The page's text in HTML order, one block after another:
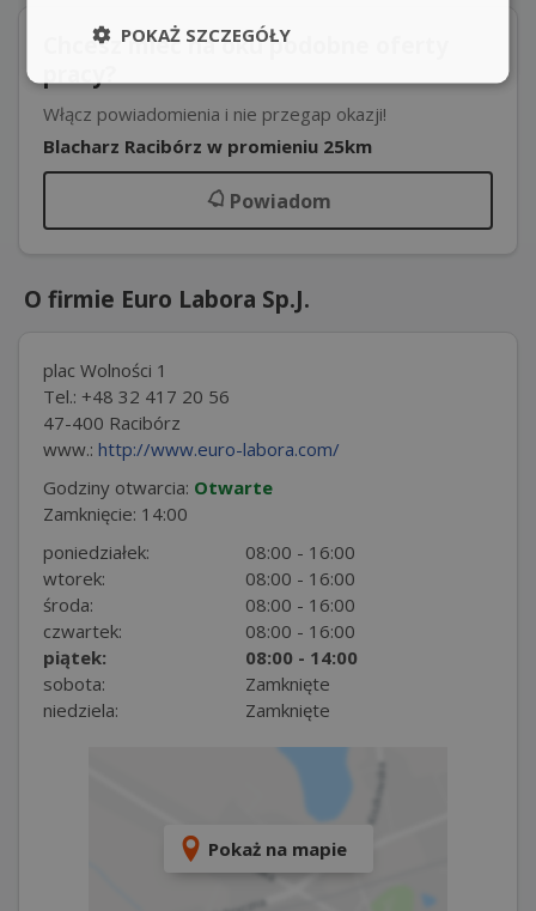
Chcesz mieć na oku podobne oferty
Włącz powiadomienia i nie przegap okazji!
Blacharz Racibórz w promieniu 25km
Powiadom
O firmie Euro Labora Sp.J.
plac Wolności 1
Tel.: +48 32 417 20 56
47-400 Racibórz
www.: http://www.euro-labora.com/
Godziny otwarcia: Otwarte
Zamknięcie: 14:00
poniedziałek:
08:00 - 16:00
wtorek:
08:00 - 16:00
środa:
08:00 - 16:00
czwartek:
08:00 - 16:00
piątek:
08:00 - 14:00
sobota:
Zamknięte
niedziela:
Zamknięte
Pokaż na mapie
POKAŻ SZCZEGÓŁY